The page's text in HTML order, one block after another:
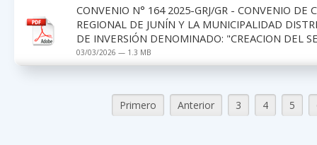
CONVENIO N° 164 2025-GRJ/GR - CONVENIO DE
REGIONAL DE JUNÍN Y LA MUNICIPALIDAD
DE INVERSIÓN DENOMINADO: "CREACION DEL
03/03/2026 — 1.3 MB
Primero Anterior 3 4 5